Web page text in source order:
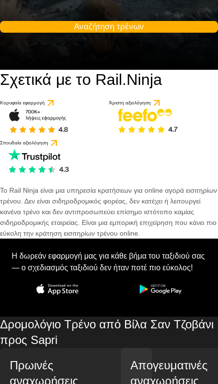
Αναζήτηση τρένων
Σχετικά με το Rail.Ninja
Κορυφαία εφαρμογή Άριστη αξιολόγηση
Σπουδαία αξιολόγηση
Το Rail Ninja είναι μια υπηρεσία κρατήσεων για online αγορά εισιτηρίων
τρένου. Δεν είναι σιδηροδρομικός φορέας, δεν κατέχει ή λειτουργεί
κανένα τρένο και δεν αντιπροσωπεύει επίσημο ιστότοπο καμίας
σιδηροδρομικής εταιρείας. Είναι μια εμπορική επιχείρηση που κάνει πιο
εύκολη την κράτηση εισιτηρίων τρένου online.
Η δωρεάν εφαρμογή μας για κάθε βήμα του ταξιδιού σας
— ο σχεδιασμός ταξιδιού δεν ήταν ποτέ πιο εύκολος!
Δρομολόγιο Τρένο από Βίλα Σαν Τζοβάνι
προς Sapri
Πρωινές
αναχωρήσεις
Απογευματινές
αναχωρήσεις